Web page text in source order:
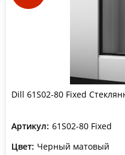
Dill 61S02-80 Fixed
Артикул: 61S02-80 Fixed
Цвет: Черный матовый